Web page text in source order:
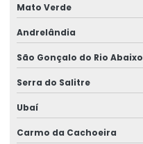
Mato Verde
Andrelândia
São Gonçalo do Rio Abaixo
Serra do Salitre
Ubaí
Carmo da Cachoeira